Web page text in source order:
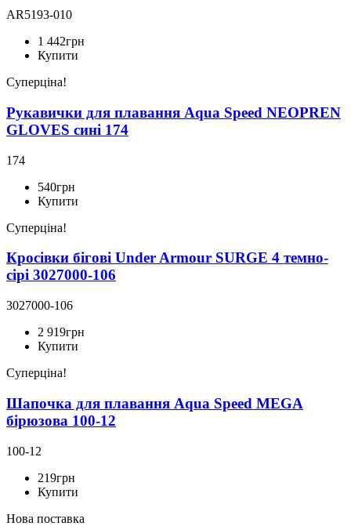
AR5193-010
1 442грн
Купити
Суперціна!
Рукавички для плавання Aqua Speed NEOPREN
GLOVES сині 174
174
540грн
Купити
Суперціна!
Кросівки бігові Under Armour SURGE 4 темно-
сірі 3027000-106
3027000-106
2 919грн
Купити
Суперціна!
Шапочка для плавання Aqua Speed MEGA
бірюзова 100-12
100-12
219грн
Купити
Нова поставка